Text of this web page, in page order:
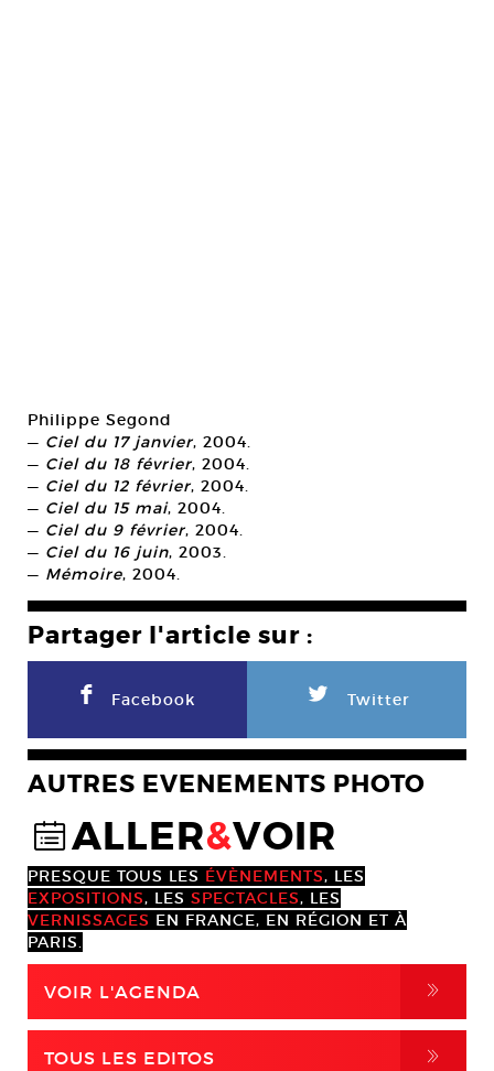
Philippe Segond
— Ciel du 17 janvier, 2004.
— Ciel du 18 février, 2004.
— Ciel du 12 février, 2004.
— Ciel du 15 mai, 2004.
— Ciel du 9 février, 2004.
— Ciel du 16 juin, 2003.
— Mémoire, 2004.
Partager l'article sur :
F Facebook L Twitter
AUTRES EVENEMENTS PHOTO
@ALLER&VOIR
PRESQUE TOUS LES ÉVÈNEMENTS, LES
EXPOSITIONS, LES SPECTACLES, LES
VERNISSAGES EN FRANCE, EN RÉGION ET À
PARIS.
VOIR L'AGENDA ,
TOUS LES EDITOS ,